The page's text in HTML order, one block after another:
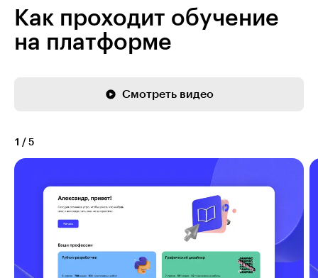
Как проходит обучение
на платформе
Смотреть видео
1 / 5